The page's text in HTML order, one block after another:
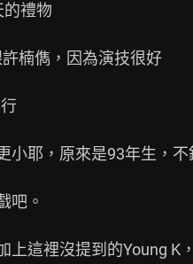
禮物
楠儁，因為演技很好
小耶，原來是93年生，不
吧。
上這裡沒提到的Young K